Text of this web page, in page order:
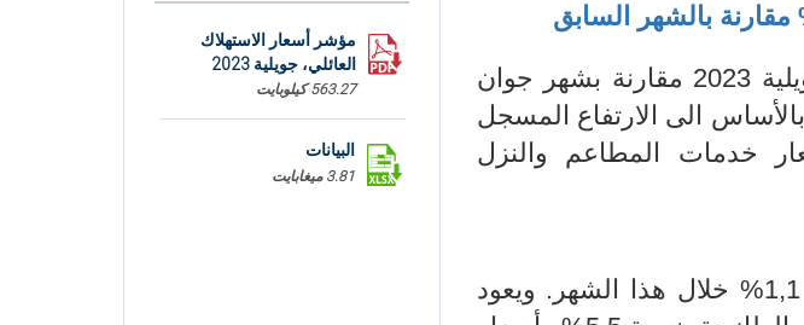
مقارنة بالشهر السابق
شهد مؤشر أسعار الاستهلاك ارتفاعا بنسبة 0,7% خلال شهر جويلية 2023 مقارنة بشهر جوان
التطور بالأساس الى الارتفاع المسجل
والمشروبات بنسبة 1,1% وأسعار خدمات المطاعم والنزل
1
,
1% خلال هذا الشهر. ويعود
مؤشر أسعار الاستهلاك
العائلي، جويلية 2023
563.27 كيلوبايت
البيانات
3.81 ميغابايت